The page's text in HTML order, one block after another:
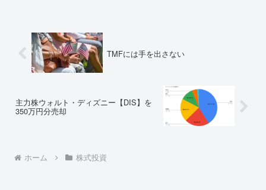
TMFには手を出さない
主力株ウォルト・ディズニー【DIS】を
350万円分売却
ホーム 株式投資